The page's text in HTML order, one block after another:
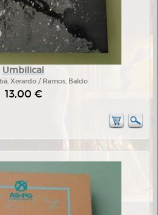
Umbilical
Xerardo / Ramos, Baldo
13,00 €